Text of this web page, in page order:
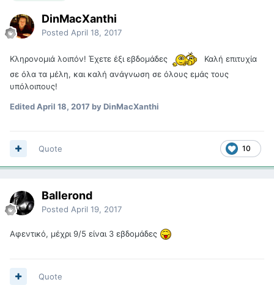
DinMacXanthi
Posted April 18, 2017
Κληρονομιά λοιπόν! Έχετε έξι εβδομάδες
Καλή επιτυχία
σε όλα τα μέλη, και καλή ανάγνωση σε όλους εμάς τους
υπόλοιπους!
EditedApril 18, 2017 by DinMacXanthi
10
Quote
Ballerond
Posted April 19, 2017
Αφεντικό, μέχρι 9/5 είναι 3 εβδομάδες
Quote